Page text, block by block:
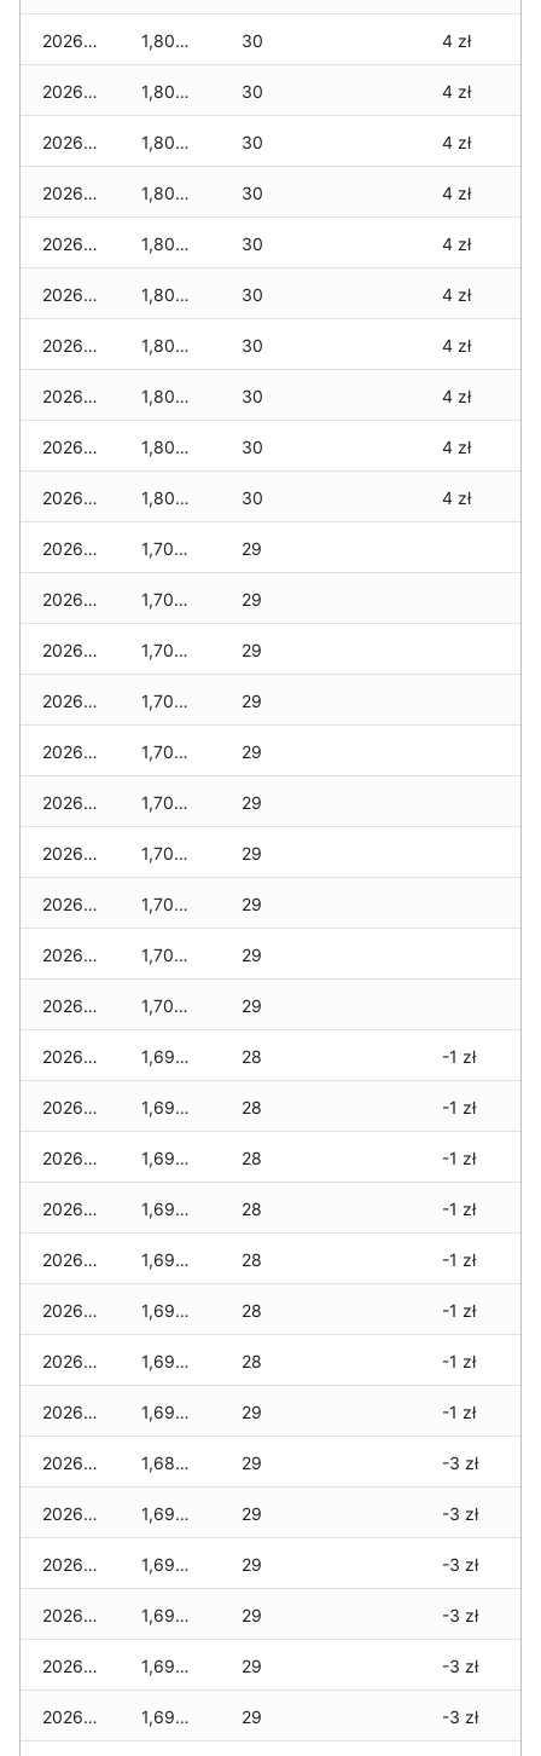
2026-02-12 1,800 zł 30 4 zł
2026-02-11 1,800 zł 30 4 zł
2026-02-10 1,800 zł 30 4 zł
2026-02-09 1,800 zł 30 4 zł
2026-02-08 1,800 zł 30 4 zł
2026-02-07 1,800 zł 30 4 zł
2026-02-06 1,800 zł 30 4 zł
2026-02-05 1,800 zł 30 4 zł
2026-02-04 1,800 zł 30 4 zł
2026-02-03 1,800 zł 30 4 zł
2026-02-02 1,700 zł 29
2026-02-01 1,700 zł 29
2026-01-31 1,700 zł 29
2026-01-30 1,700 zł 29
2026-01-29 1,700 zł 29
2026-01-28 1,700 zł 29
2026-01-27 1,700 zł 29
2026-01-26 1,700 zł 29
2026-01-25 1,700 zł 29
2026-01-24 1,700 zł 29
2026-01-23 1,690 zł 28 -1 zł
2026-01-22 1,690 zł 28 -1 zł
2026-01-21 1,690 zł 28 -1 zł
2026-01-20 1,690 zł 28 -1 zł
2026-01-19 1,690 zł 28 -1 zł
2026-01-18 1,690 zł 28 -1 zł
2026-01-17 1,690 zł 28 -1 zł
2026-01-16 1,690 zł 29 -1 zł
2026-01-15 1,680 zł 29 -3 zł
2026-01-14 1,690 zł 29 -3 zł
2026-01-13 1,690 zł 29 -3 zł
2026-01-12 1,690 zł 29 -3 zł
2026-01-11 1,690 zł 29 -3 zł
2026-01-09 1,690 zł 29 -3 zł